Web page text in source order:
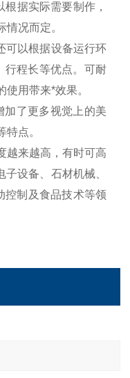
据实际需要制作，
况而定。
可以根据设备运行环
行程长等优点。可耐
用带来*效果。
加了更多视觉上的美
点。
越来越高，有时可高
设备、石材机械、
控制及食品技术等领